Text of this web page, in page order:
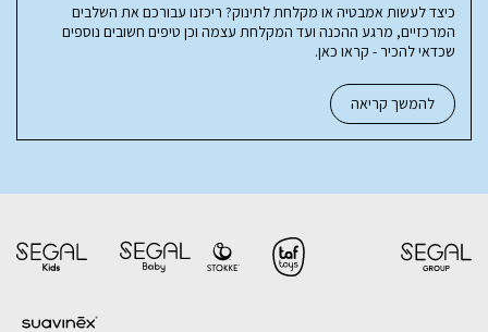
כיצד לעשות אמבטיה או מקלחת לתינוק? ריכזנו עבורכם את השלבים
המרכזיים, מרגע ההכנה ועד המקלחת עצמה וכן טיפים חשובים נוספים
שכדאי להכיר - קראו כאן.
להמשך קריאה